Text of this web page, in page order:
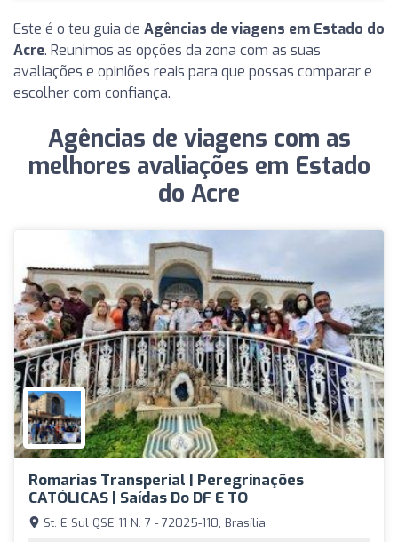
Este é o teu guia de Agências de viagens em Estado do
Acre. Reunimos as opções da zona com as suas
avaliações e opiniões reais para que possas comparar e
escolher com confiança.
Agências de viagens com as
melhores avaliações em Estado
do Acre
Romarias Transperial | Peregrinações
CATÓLICAS | Saídas Do DF E TO
St. E Sul QSE 11 N. 7 - 72025-110, Brasília